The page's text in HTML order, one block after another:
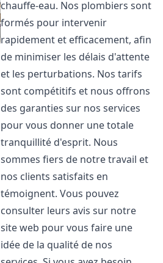
chauffe-eau. Nos plombiers sont
formés pour intervenir
rapidement et efficacement, afin
de minimiser les délais d'attente
et les perturbations. Nos tarifs
sont compétitifs et nous offrons
des garanties sur nos services
pour vous donner une totale
tranquillité d'esprit. Nous
sommes fiers de notre travail et
nos clients satisfaits en
témoignent. Vous pouvez
consulter leurs avis sur notre
site web pour vous faire une
idée de la qualité de nos